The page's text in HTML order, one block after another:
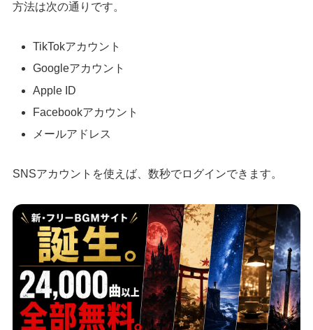
方法は次の通りです。
TikTokアカウント
Googleアカウント
Apple ID
Facebookアカウント
メールアドレス
SNSアカウントを使えば、数秒でログインできます。